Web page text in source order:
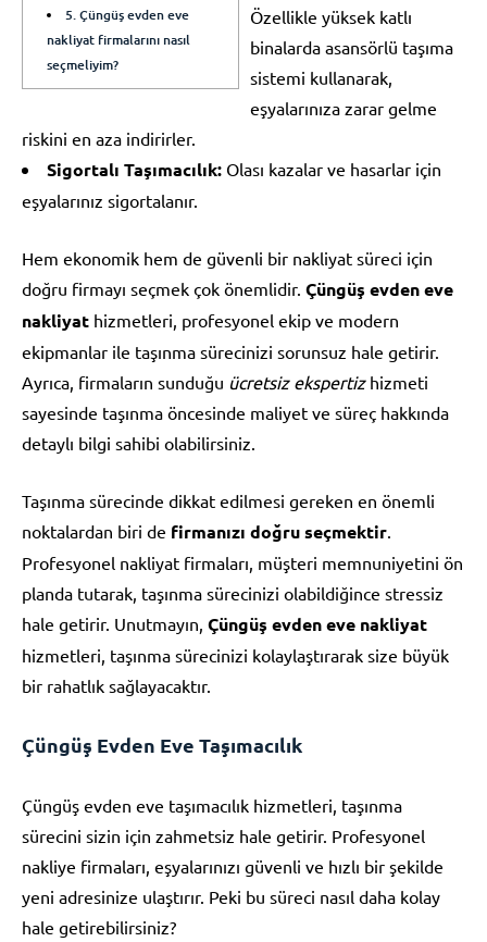
5. Çüngüş evden eve
nakliyat firmalarını nasıl
seçmeliyim?
Özellikle yüksek katlı
binalarda asansörlü taşıma
sistemi kullanarak,
eşyalarınıza zarar gelme
riskini en aza indirirler.
Sigortalı Taşımacılık: Olası kazalar ve hasarlar için
eşyalarınız sigortalanır.
Hem ekonomik hem de güvenli bir nakliyat süreci için
doğru firmayı seçmek çok önemlidir. Çüngüş evden eve
nakliyat hizmetleri, profesyonel ekip ve modern
ekipmanlar ile taşınma sürecinizi sorunsuz hale getirir.
Ayrıca, firmaların sunduğu ücretsiz ekspertizhizmeti
sayesinde taşınma öncesinde maliyet ve süreç hakkında
detaylı bilgi sahibi olabilirsiniz.
Taşınma sürecinde dikkat edilmesi gereken en önemli
noktalardan biri de firmanızı doğru seçmektir
Profesyonel nakliyat firmaları, müşteri memnuniyetini ön
planda tutarak, taşınma sürecinizi olabildiğince stressiz
hale getirir. Unutmayın, Çüngüş evden eve nakliyat
hizmetleri, taşınma sürecinizi kolaylaştırarak size büyük
bir rahatlık sağlayacaktır.
Çüngüş Evden Eve Taşımacılık
Çüngüş evden eve taşımacılık hizmetleri, taşınma
sürecini sizin için zahmetsiz hale getirir. Profesyonel
nakliye firmaları, eşyalarınızı güvenli ve hızlı bir şekilde
yeni adresinize ulaştırır. Peki bu süreci nasıl daha kolay
hale getirebilirsiniz?